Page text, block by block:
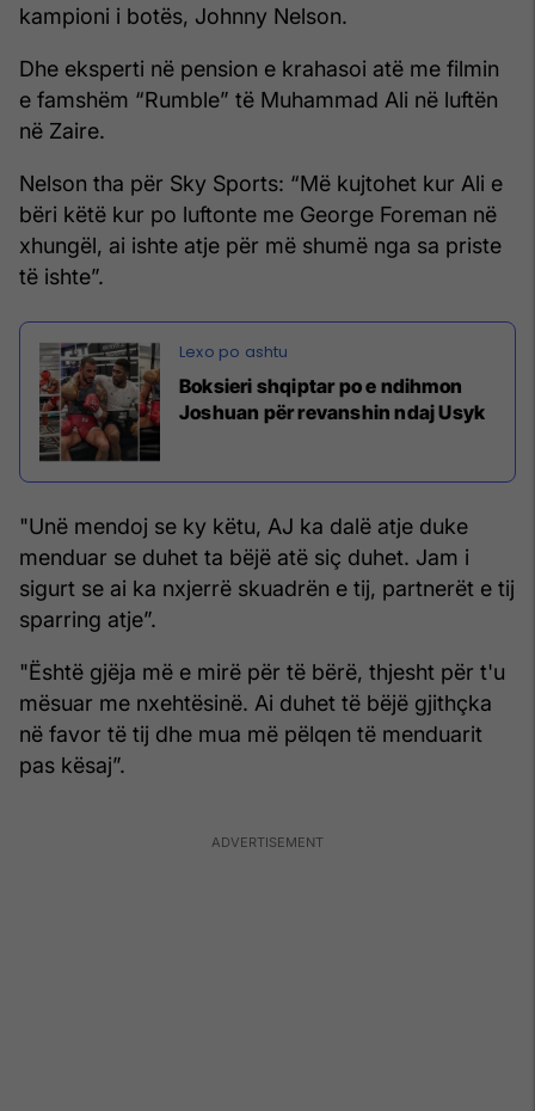
kampioni i botës, Johnny Nelson.
Dhe eksperti në pension e krahasoi atë me filmin
e famshëm “Rumble” të Muhammad Ali në luftën
në Zaire.
Nelson tha për Sky Sports: “Më kujtohet kur Ali e
bëri këtë kur po luftonte me George Foreman në
xhungël, ai ishte atje për më shumë nga sa priste
të ishte”.
Boksieri shqiptar po e ndihmon
Joshuan për revanshin ndaj Usyk
"Unë mendoj se ky këtu, AJ ka dalë atje duke
menduar se duhet ta bëjë atë siç duhet. Jam i
sigurt se ai ka nxjerrë skuadrën e tij, partnerët e tij
sparring atje”.
"Është gjëja më e mirë për të bërë, thjesht për t'u
mësuar me nxehtësinë. Ai duhet të bëjë gjithçka
në favor të tij dhe mua më pëlqen të menduarit
pas kësaj”.